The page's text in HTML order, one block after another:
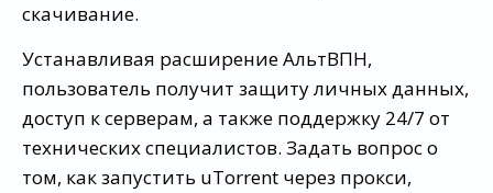
скачивание.
Устанавливая расширение АльтВПН,
пользователь получит защиту личных данных,
доступ к серверам, а также поддержку 24/7 от
технических специалистов. Задать вопрос о
том, как запустить uTorrent через прокси,